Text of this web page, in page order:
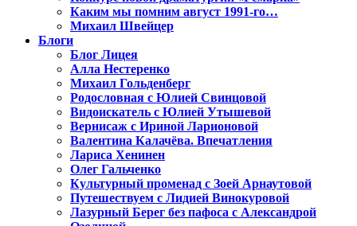
Каким мы помним август 1991-го…
Михаил Швейцер
Блоги
Блог Лицея
Алла Нестеренко
Михаил Гольденберг
Родословная с Юлией Свинцовой
Видоискатель с Юлией Утышевой
Вернисаж с Ириной Ларионовой
Валентина Калачёва. Впечатления
Лариса Хенинен
Олег Гальченко
Культурный променад с Зоей Арнаутовой
Путешествуем с Лидией Винокуровой
Лазурный Берег без пафоса с Александрой